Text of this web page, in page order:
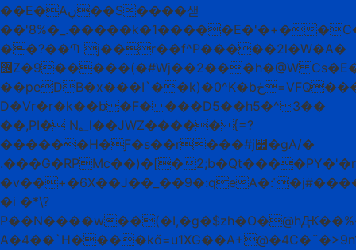
��E�Aڹ��S����샏
��'8%�_.�����k�1�����E�'�+�
��?��Պ j��r��f^P�����2l�W�A�
޴Z�9�����(�#Wj��2���h�@W
��peDB�x���I`��k)�0^K�bڂ=VFQ�����Y�U�k���N�9Ap���
D�Vr�r�k��b�F����D5��h5�^3��
��,PI� N؂l��JWZ����� {=?
������H�Ƒ�s��r���#j꯿�gA/�
.���G�RPMc��)�[�
�v��+�6X��J��_��9�:qe
�i �*\?
P��N����w